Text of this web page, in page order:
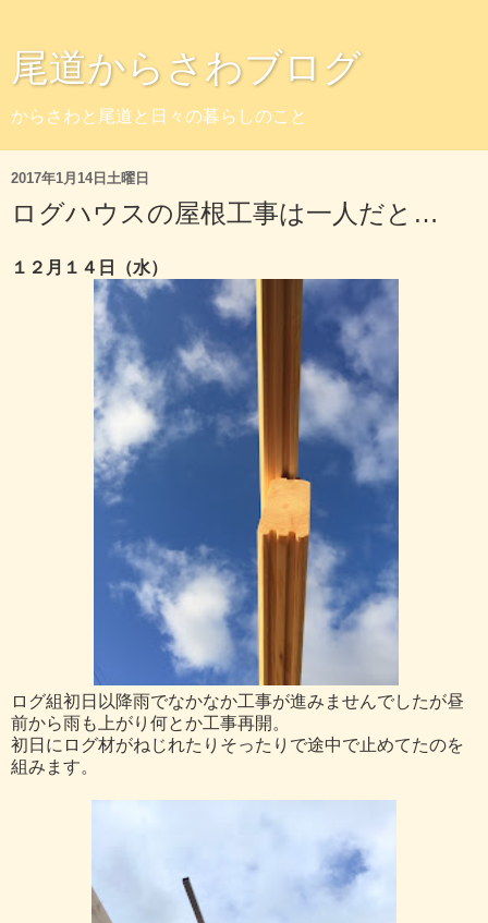
尾道からさわブログ
からさわと尾道と日々の暮らしのこと
2017年1月14日土曜日
ログハウスの屋根工事は一人だと…
１２月１４日（水）
ログ組初日以降雨でなかなか工事が進みませんでしたが昼
前から雨も上がり何とか工事再開。
初日にログ材がねじれたりそったりで途中で止めてたのを
組みます。